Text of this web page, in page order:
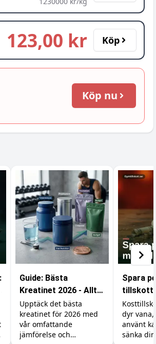
123,00 kr Köp
Köp nu
Guide: Bästa
Kreatinet 2026 - Allt
du behöver veta
Upptäck det bästa
kreatinet för 2026 med
vår omfattande
jämförelse och
Spara
tillskott:
är
dyr
använt
sänka